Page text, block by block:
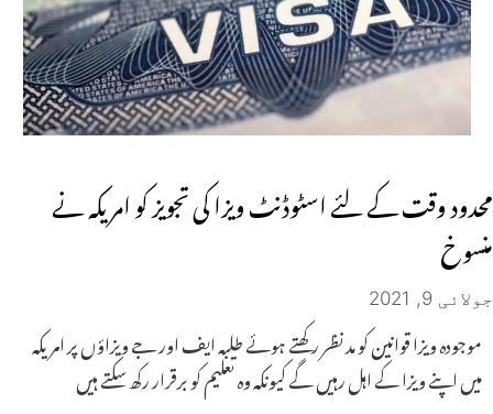
محدود وقت کے لئے اسٹوڈنٹ ویزا کی تجویز کو امریکہ نے
منسوخ
جولائی 9, 2021
موجودہ ویزا قوانین کو مد نظر رکھتے ہوئے طلبہ ایف اور جے ویزاؤں پر امریکہ
میں اپنے ویزا کے اہل رہیں گے کیونکہ وہ تعلیم کو برقرار رکھ سکتے ہیں